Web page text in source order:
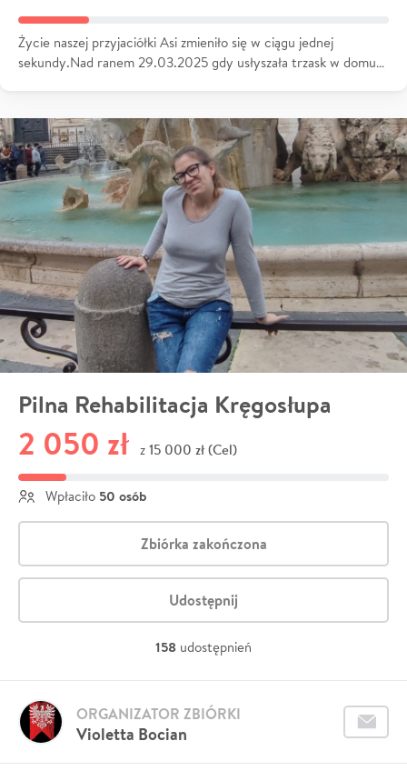
Życie naszej przyjaciółki Asi zmieniło się w ciągu jednej
sekundy.Nad ranem 29.03.2025 gdy usłyszała trzask w domu…
Pilna Rehabilitacja Kręgosłupa
2 050 zł z 15 000 zł (Cel)
Wpłaciło 50 osób
Zbiórka zakończona
Udostępnij
158 udostępnień
Violetta Bocian
ORGANIZATOR ZBIÓRKI